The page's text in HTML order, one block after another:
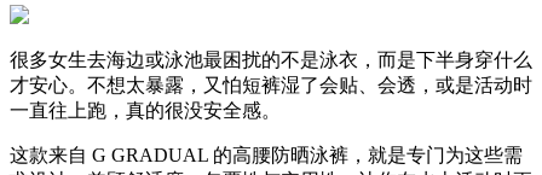
很多女生去海边或泳池最困扰的不是泳衣，而是下半身穿什么
才安心。不想太暴露，又怕短裤湿了会贴、会透，或是活动时
一直往上跑，真的很没安全感。
这款来自 G GRADUAL 的高腰防晒泳裤，就是专门为这些需